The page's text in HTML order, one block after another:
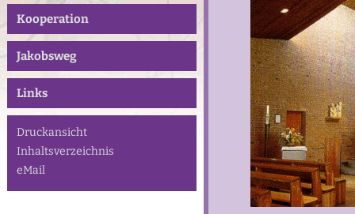
Kooperation
Jakobsweg
Links
Druckansicht
Inhaltsverzeichnis
eMail